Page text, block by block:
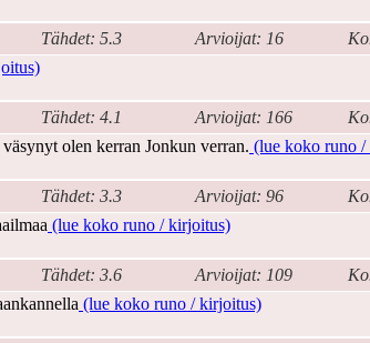
Tähdet: 5.3 Arvioijat: 16
Tähdet: 4.1 Arvioijat: 166
olen kerran Jonkun verran. (lue koko runo
Tähdet: 3.3 Arvioijat: 96
(lue koko runo / kirjoitus)
Tähdet: 3.6 Arvioijat: 109
(lue koko runo / kirjoitus)